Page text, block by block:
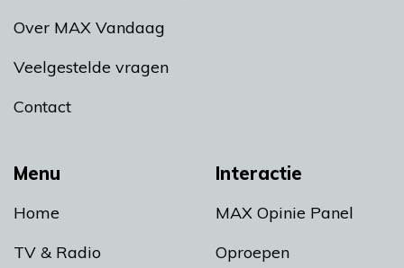
Menu
Home
TV & Radio
Interactie
MAX Opinie Panel
Oproepen
Over MAX Vandaag
Veelgestelde vragen
Contact